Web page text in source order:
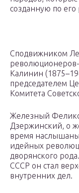
созданную по
Сподвижником
Калинин
председателем
Комитета
Железный
Дзержинский, о
время
идейных
дворянского
СССР он стал
внутренних дел.